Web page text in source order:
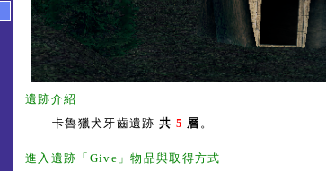
遺跡介紹
卡魯獵犬牙齒遺跡 共 5 層 。
進入遺跡「Give」物品與取得方式